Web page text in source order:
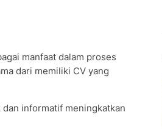
manfaat dalam proses
dari memiliki CV yang
dan informatif meningkatkan